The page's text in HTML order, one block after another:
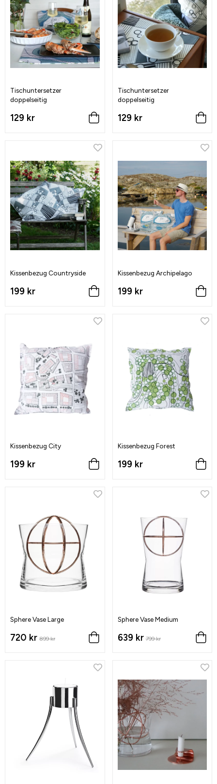
Tischuntersetzer
doppelseitig
129 kr
Tischuntersetzer
doppelseitig
129 kr
Kissenbezug Countryside
199 kr
Kissenbezug Archipelago
199 kr
Kissenbezug City
199 kr
Kissenbezug Forest
199 kr
Sphere Vase Large
720 kr 899 kr
Sphere Vase Medium
639 kr 799 kr